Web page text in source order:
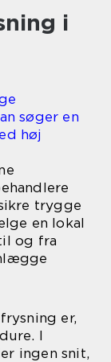
i
søger en
høj
trygge
en lokal
og fra
er,
I
ingen snit,